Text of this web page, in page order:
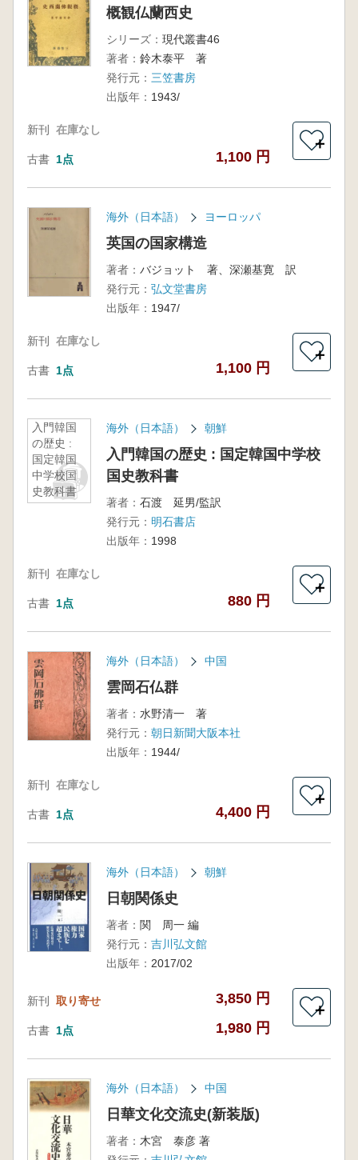
概観仏蘭西史
シリーズ： 現代叢書46
著者： 鈴木泰平 著
発行元： 三笠書房
出版年： 1943/
新刊 在庫なし
古書 1点 1,100 円
＋
海外（日本語） ヨーロッパ
英国の国家構造
著者： バジョット 著、深瀬基寛 訳
発行元： 弘文堂書房
出版年： 1947/
新刊 在庫なし
古書 1点 1,100 円
＋
入門韓国
の歴史 :
国定韓国
中学校国
史教科書
海外（日本語） 朝鮮
入門韓国の歴史 : 国定韓国中学校
国史教科書
著者： 石渡 延男/監訳
発行元： 明石書店
出版年： 1998
新刊 在庫なし
古書 1点 880 円
＋
海外（日本語） 中国
雲岡石仏群
著者： 水野清一 著
発行元： 朝日新聞大阪本社
出版年： 1944/
新刊 在庫なし
古書 1点 4,400 円
＋
海外（日本語） 朝鮮
日朝関係史
著者： 関 周一 編
発行元： 吉川弘文館
出版年： 2017/02
新刊 取り寄せ 3,850 円
古書 1点 1,980 円
＋
海外（日本語） 中国
日華文化交流史(新装版)
著者： 木宮 泰彦 著